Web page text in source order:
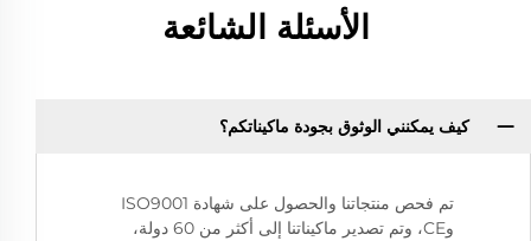
الأسئلة الشائعة
كيف يمكنني الوثوق بجودة ماكيناتكم؟
تم فحص منتجاتنا والحصول على شهادة ISO9001
وCE، وتم تصدير ماكيناتنا إلى أكثر من 60 دولة،